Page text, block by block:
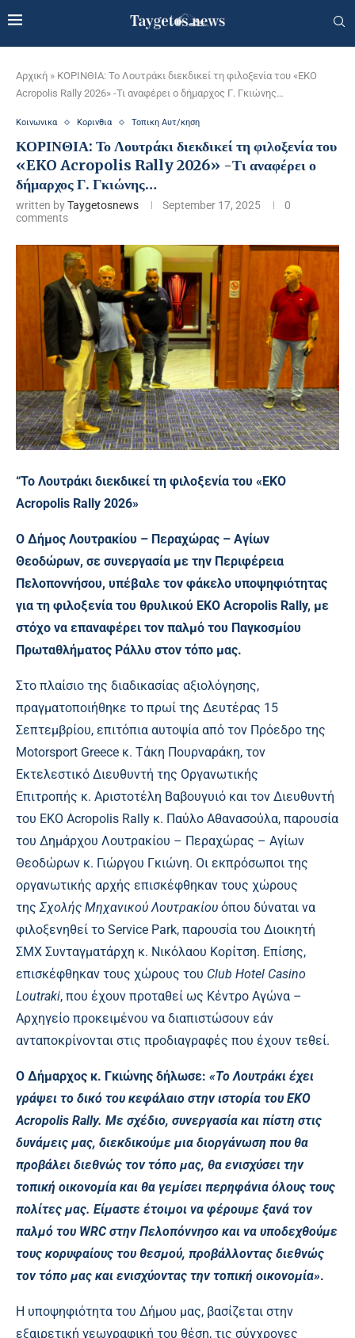
Αρχική » ΚΟΡΙΝΘΙΑ: Το Λουτράκι διεκδικεί τη φιλοξενία του «EKO
Acropolis Rally 2026» -Τι αναφέρει ο δήμαρχος Γ. Γκιώνης…
Κοινωνικα Κορινθια Τοπικη Αυτ/κηση
ΚΟΡΙΝΘΙΑ: Το Λουτράκι διεκδικεί τη φιλοξενία του
«EKO Acropolis Rally 2026» -Τι αναφέρει ο
δήμαρχος Γ. Γκιώνης…
written byTaygetosnews September 17, 2025
0
comments
“Το Λουτράκι διεκδικεί τη φιλοξενία του «EKO
Acropolis Rally 2026»
Ο Δήμος Λουτρακίου – Περαχώρας – Αγίων
Θεοδώρων, σε συνεργασία με την Περιφέρεια
Πελοποννήσου, υπέβαλε τον φάκελο υποψηφιότητας
για τη φιλοξενία του θρυλικού EKO Acropolis Rally, με
στόχο να επαναφέρει τον παλμό του Παγκοσμίου
Πρωταθλήματος Ράλλυ στον τόπο μας.
Στο πλαίσιο της διαδικασίας αξιολόγησης,
πραγματοποιήθηκε το πρωί της Δευτέρας 15
Σεπτεμβρίου, επιτόπια αυτοψία από τον Πρόεδρο της
Motorsport Greece κ. Τάκη Πουρναράκη, τον
Εκτελεστικό Διευθυντή της Οργανωτικής
Επιτροπής κ. Αριστοτέλη Βαβουγυιό και τον Διευθυντή
του EKO Acropolis Rally κ. Παύλο Αθανασούλα, παρουσία
του Δημάρχου Λουτρακίου – Περαχώρας – Αγίων
Θεοδώρων κ. Γιώργoυ Γκιώνη. Οι εκπρόσωποι της
οργανωτικής αρχής επισκέφθηκαν τους χώρους
τηςΣχολής Μηχανικού Λουτρακίου όπου δύναται να
φιλοξενηθεί το Service Park, παρουσία του Διοικητή
ΣΜΧ Συνταγματάρχη κ. Νικόλαου Κορίτση. Επίσης,
επισκέφθηκαν τους χώρους του Club Hotel Casino
Loutraki, που έχουν προταθεί ως Κέντρο Αγώνα –
Αρχηγείο προκειμένου να διαπιστώσουν εάν
ανταποκρίνονται στις προδιαγραφές που έχουν τεθεί.
Ο Δήμαρχος κ. Γκιώνης δήλωσε: «Το Λουτράκι έχει
γράψει το δικό του κεφάλαιο στην ιστορία του EKO
Acropolis Rally. Με σχέδιο, συνεργασία και πίστη στις
δυνάμεις μας, διεκδικούμε μια διοργάνωση που θα
προβάλει διεθνώς τον τόπο μας, θα ενισχύσει την
τοπική οικονομία και θα γεμίσει περηφάνια όλους τους
πολίτες μας. Είμαστε έτοιμοι να φέρουμε ξανά τον
παλμό του WRC στην Πελοπόννησο και να υποδεχθούμε
τους κορυφαίους του θεσμού, προβάλλοντας διεθνώς
τον τόπο μας και ενισχύοντας την τοπική οικονομία».
Η υποψηφιότητα του Δήμου μας, βασίζεται στην
εξαιρετική γεωγραφική του θέση, τις σύγχρονες